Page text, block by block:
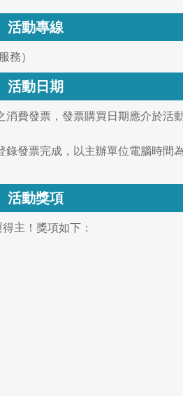
活動專線
務）
活動日期
消費發票，發票購買日期應介於活
錄發票完成，以主辦單位電腦時
活動獎項
主！獎項如下：